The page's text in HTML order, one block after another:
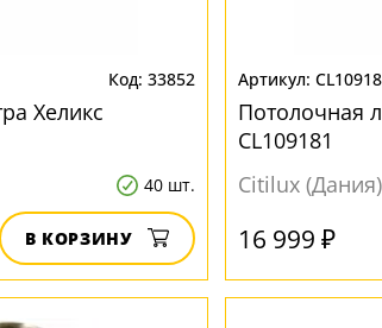
33852
Хеликс
40 шт.
В КОРЗИНУ
Потолочная
CL109181
Citilux (Дания)
16 999 ₽